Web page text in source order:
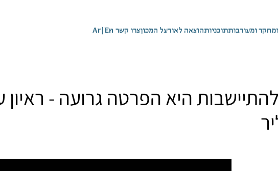
מחקר ומעורבותתוכניותהוצאה לאורעל המכוןצרו קשר En
|
Ar
היא הפרטה גרועה - ראיון